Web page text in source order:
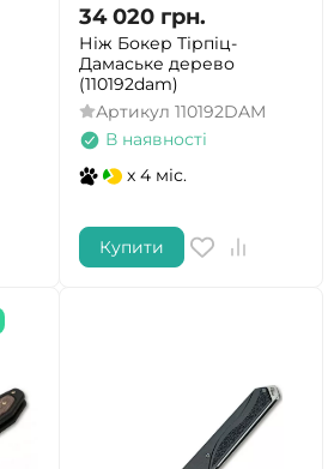
34 020 грн.
Ніж Бокер Тірпіц-
Дамаське дерево
(110192dam)
Артикул 110192DAM
В наявності
x 4 міс.
Купити